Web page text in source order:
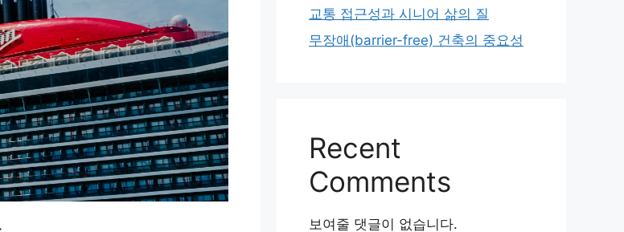
교통 접근성과 시니어 삶의 질
무장애(barrier-free) 건축의 중요성
Recent
Comments
보여줄 댓글이 없습니다.